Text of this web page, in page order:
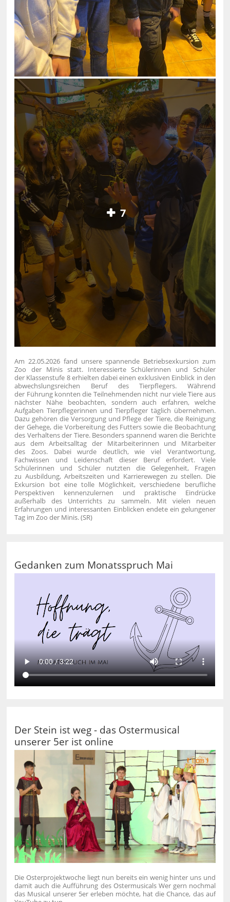
7
Am 22.05.2026 fand unsere spannende Betriebsexkursion zum
Zoo der Minis statt. Interessierte Schülerinnen und Schüler
der Klassenstufe 8 erhielten dabei einen exklusiven Einblick in den
abwechslungsreichen Beruf des Tierpflegers. Während
der Führung konnten die Teilnehmenden nicht nur viele Tiere aus
nächster Nähe beobachten, sondern auch erfahren, welche
Aufgaben Tierpflegerinnen und Tierpfleger täglich übernehmen.
Dazu gehören die Versorgung und Pflege der Tiere, die Reinigung
der Gehege, die Vorbereitung des Futters sowie die Beobachtung
des Verhaltens der Tiere. Besonders spannend waren die Berichte
aus dem Arbeitsalltag der Mitarbeiterinnen und Mitarbeiter
des Zoos. Dabei wurde deutlich, wie viel Verantwortung,
Fachwissen und Leidenschaft dieser Beruf erfordert. Viele
Schülerinnen und Schüler nutzten die Gelegenheit, Fragen
zu Ausbildung, Arbeitszeiten und Karrierewegen zu stellen. Die
Exkursion bot eine tolle Möglichkeit, verschiedene berufliche
Perspektiven kennenzulernen und praktische Eindrücke
außerhalb des Unterrichts zu sammeln. Mit vielen neuen
Erfahrungen und interessanten Einblicken endete ein gelungener
Tag im Zoo der Minis. (SR)
Gedanken zum Monatsspruch Mai
Der Stein ist weg - das Ostermusical
unserer 5er ist online
Die Osterprojektwoche liegt nun bereits ein wenig hinter uns und
damit auch die Aufführung des Ostermusicals Wer gern nochmal
das Musical unserer 5er erleben möchte, hat die Chance, das auf